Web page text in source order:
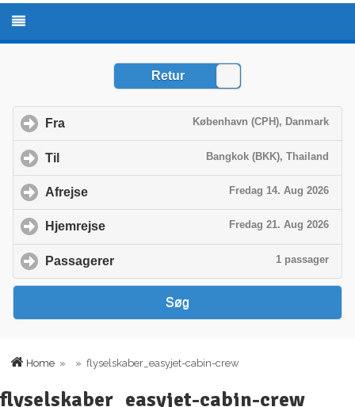
Home » » flyselskaber_easyjet-cabin-crew
flyselskaber_easyjet-cabin-crew